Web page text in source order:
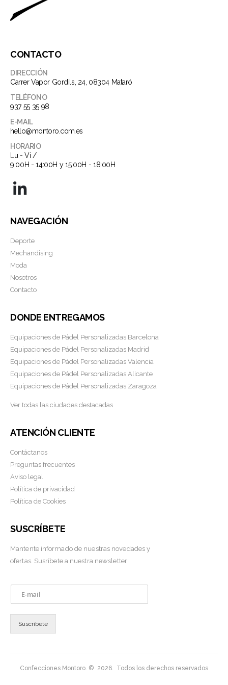
CONTACTO
DIRECCIÓN
Carrer Vapor Gordils, 24, 08304 Mataró
TELÉFONO
937 55 35 98
E-MAIL
hello@montoro.com.es
HORARIO
Lu - Vi /
9:00H - 14:00H y 15:00H - 18:00H
NAVEGACIÓN
Deporte
Mechandising
Moda
Nosotros
Contacto
DONDE ENTREGAMOS
Equipaciones de Pádel Personalizadas Barcelona
Equipaciones de Pádel Personalizadas Madrid
Equipaciones de Pádel Personalizadas Valencia
Equipaciones de Pádel Personalizadas Alicante
Equipaciones de Pádel Personalizadas Zaragoza
Ver todas las ciudades destacadas
ATENCIÓN CLIENTE
Contáctanos
Preguntas frecuentes
Aviso legal
Política de privacidad
Política de Cookies
SUSCRÍBETE
Mantente informado de nuestras novedades y
ofertas. Susríbete a nuestra newsletter:
Suscríbete
Confecciones Montoro. © 2026. Todos los derechos reservados